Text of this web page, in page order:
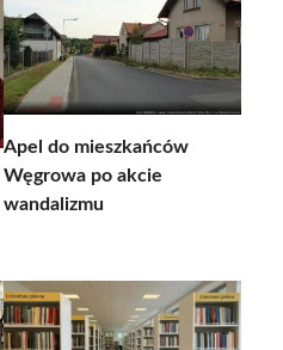
Apel do mieszkańców
Węgrowa po akcie
wandalizmu